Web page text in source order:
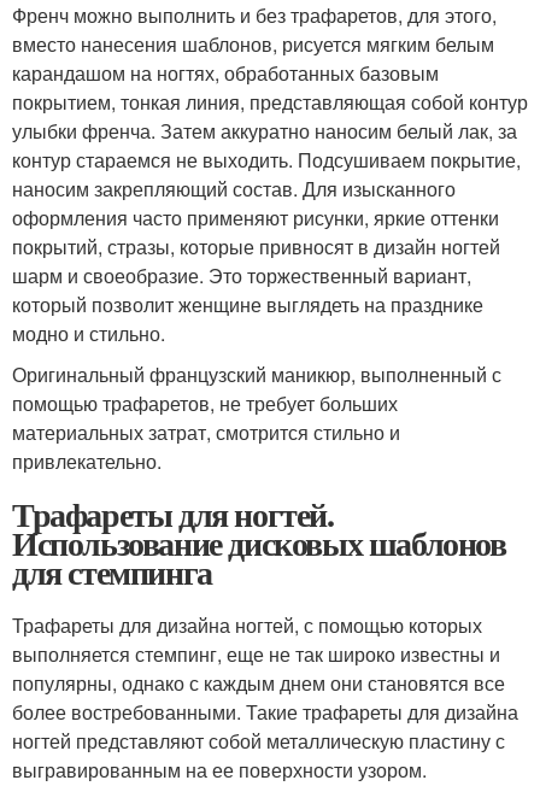
Френч можно выполнить и без трафаретов, для этого,
вместо нанесения шаблонов, рисуется мягким белым
карандашом на ногтях, обработанных базовым
покрытием, тонкая линия, представляющая собой контур
улыбки френча. Затем аккуратно наносим белый лак, за
контур стараемся не выходить. Подсушиваем покрытие,
наносим закрепляющий состав. Для изысканного
оформления часто применяют рисунки, яркие оттенки
покрытий, стразы, которые привносят в дизайн ногтей
шарм и своеобразие. Это торжественный вариант,
который позволит женщине выглядеть на празднике
модно и стильно.
Оригинальный французский маникюр, выполненный с
помощью трафаретов, не требует больших
материальных затрат, смотрится стильно и
привлекательно.
Трафареты для ногтей.
Использование дисковых шаблонов
для стемпинга
Трафареты для дизайна ногтей, с помощью которых
выполняется стемпинг, еще не так широко известны и
популярны, однако с каждым днем они становятся все
более востребованными. Такие трафареты для дизайна
ногтей представляют собой металлическую пластину с
выгравированным на ее поверхности узором.